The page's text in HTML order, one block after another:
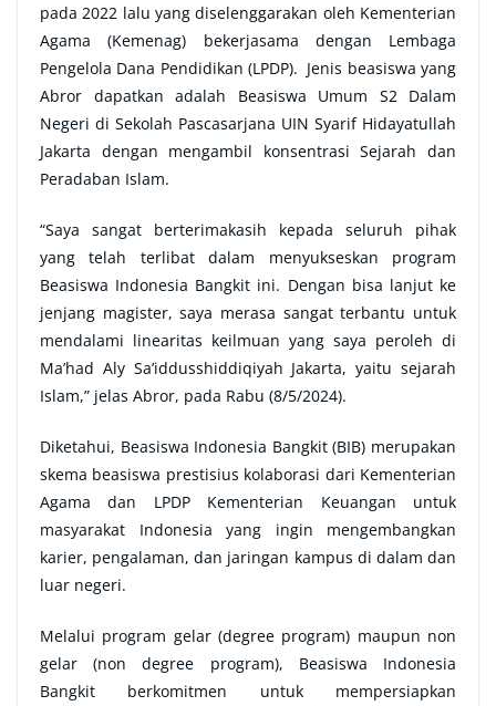
pada 2022 lalu yang diselenggarakan oleh Kementerian
Agama (Kemenag) bekerjasama dengan Lembaga
Pengelola Dana Pendidikan (LPDP). Jenis beasiswa yang
Abror dapatkan adalah Beasiswa Umum S2 Dalam
Negeri di Sekolah Pascasarjana UIN Syarif Hidayatullah
Jakarta dengan mengambil konsentrasi Sejarah dan
Peradaban Islam.
“Saya sangat berterimakasih kepada seluruh pihak
yang telah terlibat dalam menyukseskan program
Beasiswa Indonesia Bangkit ini. Dengan bisa lanjut ke
jenjang magister, saya merasa sangat terbantu untuk
mendalami linearitas keilmuan yang saya peroleh di
Ma’had Aly Sa’iddusshiddiqiyah Jakarta, yaitu sejarah
Islam,” jelas Abror, pada Rabu (8/5/2024).
Diketahui, Beasiswa Indonesia Bangkit (BIB) merupakan
skema beasiswa prestisius kolaborasi dari Kementerian
Agama dan LPDP Kementerian Keuangan untuk
masyarakat Indonesia yang ingin mengembangkan
karier, pengalaman, dan jaringan kampus di dalam dan
luar negeri.
Melalui program gelar (degree program) maupun non
gelar (non degree program), Beasiswa Indonesia
Bangkit berkomitmen untuk mempersiapkan